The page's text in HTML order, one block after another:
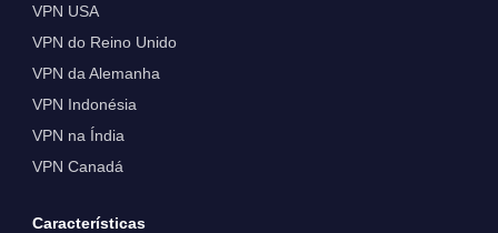
VPN USA
VPN do Reino Unido
VPN da Alemanha
VPN Indonésia
VPN na Índia
VPN Canadá
Características